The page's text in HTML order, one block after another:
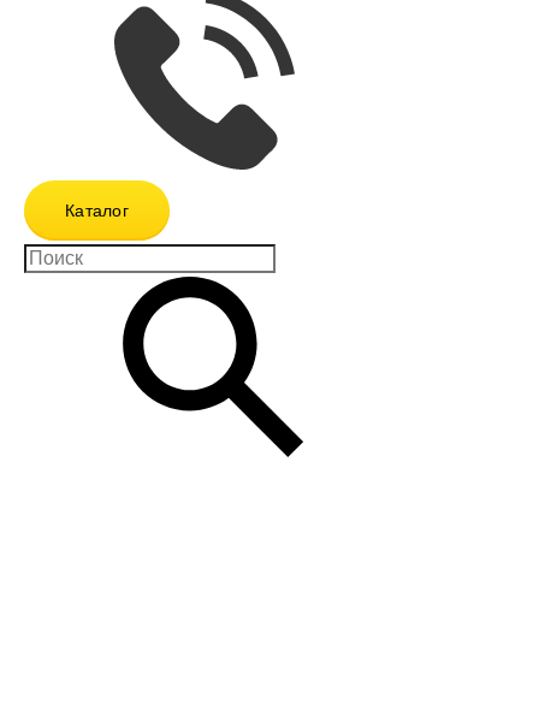
Каталог